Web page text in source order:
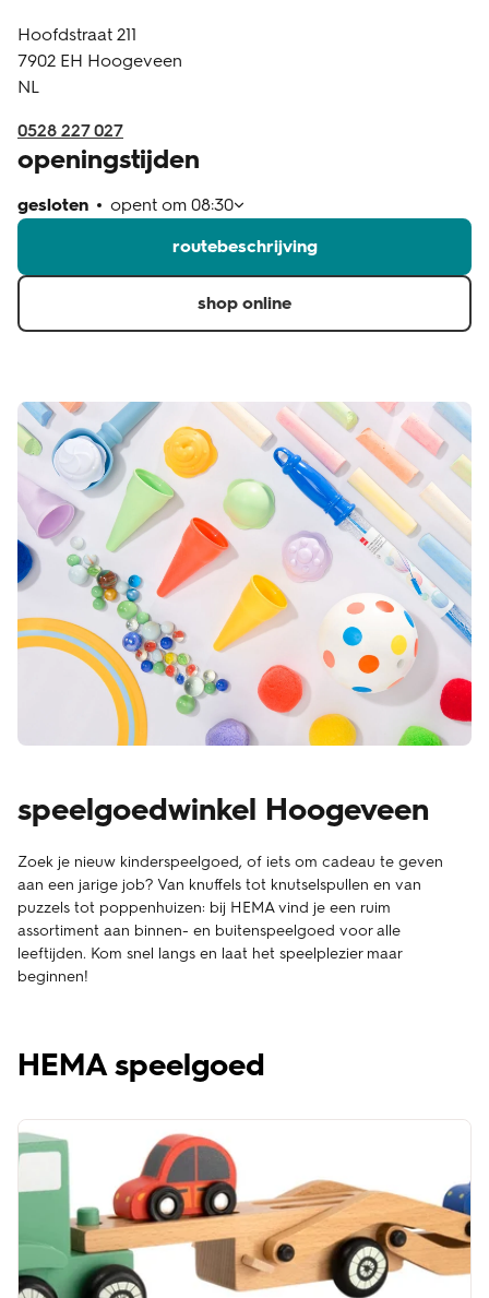
klantenservice
Hoofdstraat 211
7902 EH Hoogeveen
NL
0528 227 027
openingstijden
gesloten opent om 08:30
routebeschrijving
shop online
speelgoedwinkel Hoogeveen
Zoek je nieuw kinderspeelgoed, of iets om cadeau te geven
aan een jarige job? Van knuffels tot knutselspullen en van
puzzels tot poppenhuizen: bij HEMA vind je een ruim
assortiment aan binnen- en buitenspeelgoed voor alle
leeftijden. Kom snel langs en laat het speelplezier maar
beginnen!
HEMA speelgoed